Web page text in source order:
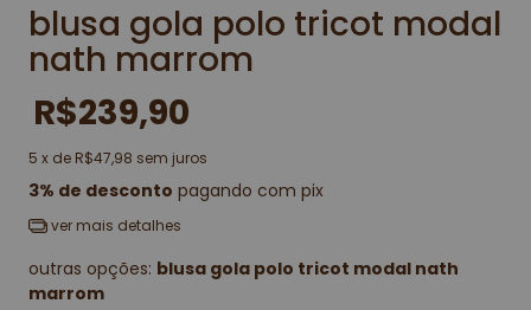
blusa gola polo tricot modal
nath marrom
R$239,90
5 x de R$47,98 sem juros
3% de desconto pagando com pix
ver mais detalhes
outras opções: blusa gola polo tricot modal nath
marrom